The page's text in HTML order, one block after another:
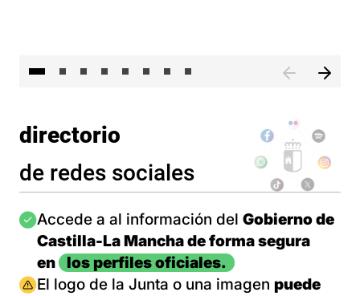
directorio
de redes sociales
Imagen
Accede a al información del Gobierno de
Castilla-La Mancha de forma segura
en
los perfiles oficiales.
Imagen
El logo de la Junta o una imagen puede